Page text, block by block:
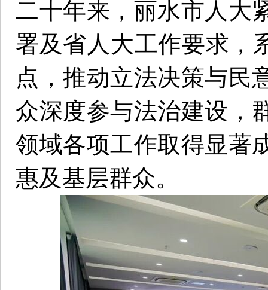
二十年来，丽水市人大
署及省人大工作要求，
点，推动立法决策与民
众深度参与法治建设，
领域各项工作取得显著
惠及基层群众。